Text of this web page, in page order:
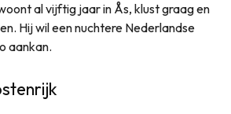
al vijftig jaar in Ås, klust graag en
Hij wil een nuchtere Nederlandse
aankan.